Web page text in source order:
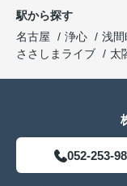
駅から探す
名古屋
浄心 浅間
ささしまライブ
太
052-253-